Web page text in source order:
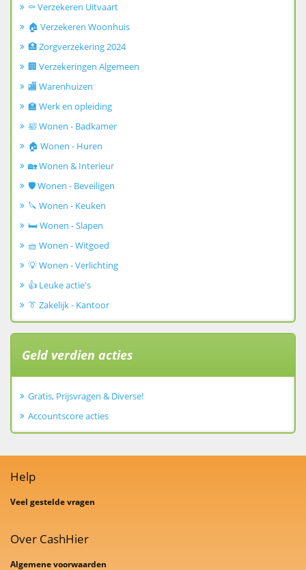
⚰️ Verzekeren Uitvaart
🏠 Verzekeren Woonhuis
🏥 Zorgverzekering 2024
🏢 Verzekeringen Algemeen
🏬 Warenhuizen
🏫 Werk en opleiding
🛀 Wonen - Badkamer
🏠 Wonen - Huren
🏡 Wonen & Interieur
🛡️ Wonen - Beveiligen
🔪 Wonen - Keuken
🛏️ Wonen - Slapen
🧺 Wonen - Witgoed
💡 Wonen - Verlichting
👍 Leuke actie's
👔 Zakelijk - Kantoor
Geld verdien acties
Gratis, Prijsvragen & Diverse!
Accountscore acties
Help
Veel gestelde vragen
Over CashHier
Algemene voorwaarden